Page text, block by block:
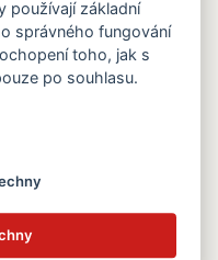
používají základní
správného fungování
toho, jak s
po souhlasu.